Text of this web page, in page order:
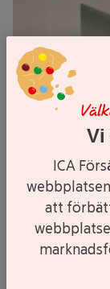
Vi
ICA
att